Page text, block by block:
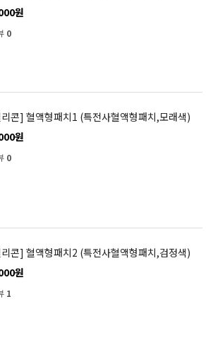
원
0
콘] 혈액형패치1 (특전사혈액형패치,모래색)
원
0
콘] 혈액형패치2 (특전사혈액형패치,검정색)
원
1